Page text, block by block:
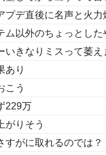
プデ直後に名声と火
ム以外のちょっとし
いきなりミスって萎え
あり
こう
229万
がりそう
すがに取れるのでは？